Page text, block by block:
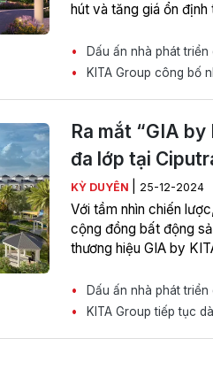
hút và tăng giá ổn định
Dấu ấn nhà phát triển
KITA Group công bố
Ra mắt “GIA
đa lớp tại
KỲ DUYÊN 25-12-2024
Với tầm nhìn chiến
cộng đồng bất động
thương hiệu GIA by
Dấu ấn nhà phát triển
KITA Group tiếp tục